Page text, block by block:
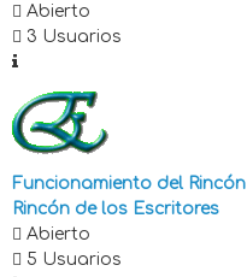
Abierto
3 Usuarios
Funcionamiento del Rincón
Rincón de los Escritores
Abierto
5 Usuarios